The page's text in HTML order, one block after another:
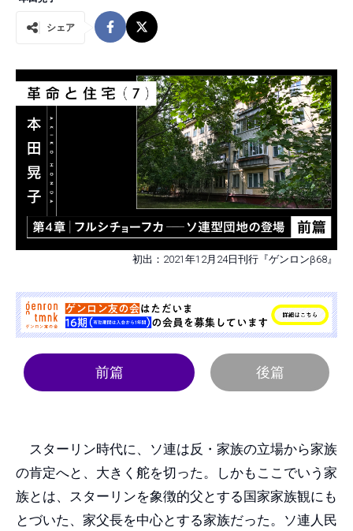
シェア
初出：2021年12月24日刊行『ゲンロンβ68』
前篇 後篇
スターリン時代に、ソ連は反・家族の立場から家族
の肯定へと、大きく舵を切った。しかもここでいう家
族とは、スターリンを象徴的父とする国家家族観にも
とづいた、家父長を中心とする家族だった。ソ連人民